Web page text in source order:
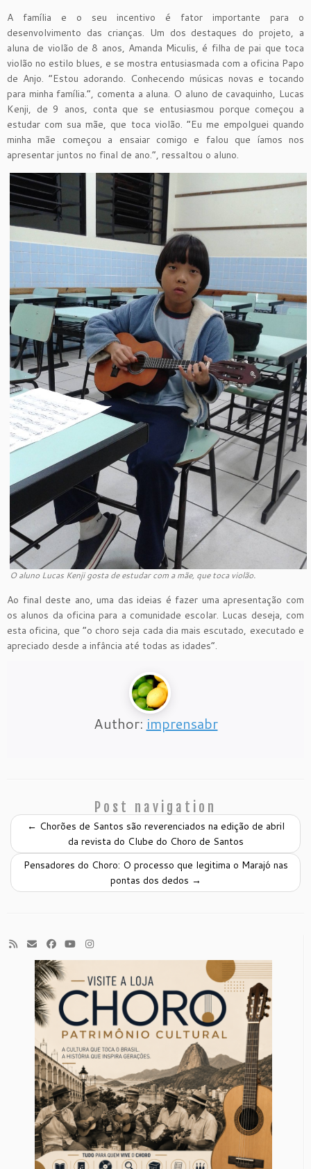
A família e o seu incentivo é fator importante para o
desenvolvimento das crianças. Um dos destaques do projeto, a
aluna de violão de 8 anos, Amanda Miculis, é filha de pai que toca
violão no estilo blues, e se mostra entusiasmada com a oficina Papo
de Anjo. “Estou adorando. Conhecendo músicas novas e tocando
para minha família.”, comenta a aluna. O aluno de cavaquinho, Lucas
Kenji, de 9 anos, conta que se entusiasmou porque começou a
estudar com sua mãe, que toca violão. “Eu me empolguei quando
minha mãe começou a ensaiar comigo e falou que íamos nos
apresentar juntos no final de ano.”, ressaltou o aluno.
O aluno Lucas Kenji gosta de estudar com a mãe, que toca violão.
Ao final deste ano, uma das ideias é fazer uma apresentação com
os alunos da oficina para a comunidade escolar. Lucas deseja, com
esta oficina, que “o choro seja cada dia mais escutado, executado e
apreciado desde a infância até todas as idades”.
Author: imprensabr
Post navigation
← Chorões de Santos são reverenciados na edição de abril
da revista do Clube do Choro de Santos
Pensadores do Choro: O processo que legitima o Marajó nas
pontas dos dedos →